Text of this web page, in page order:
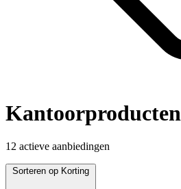
Kantoorproducten
12 actieve aanbiedingen
Sorteren op Korting